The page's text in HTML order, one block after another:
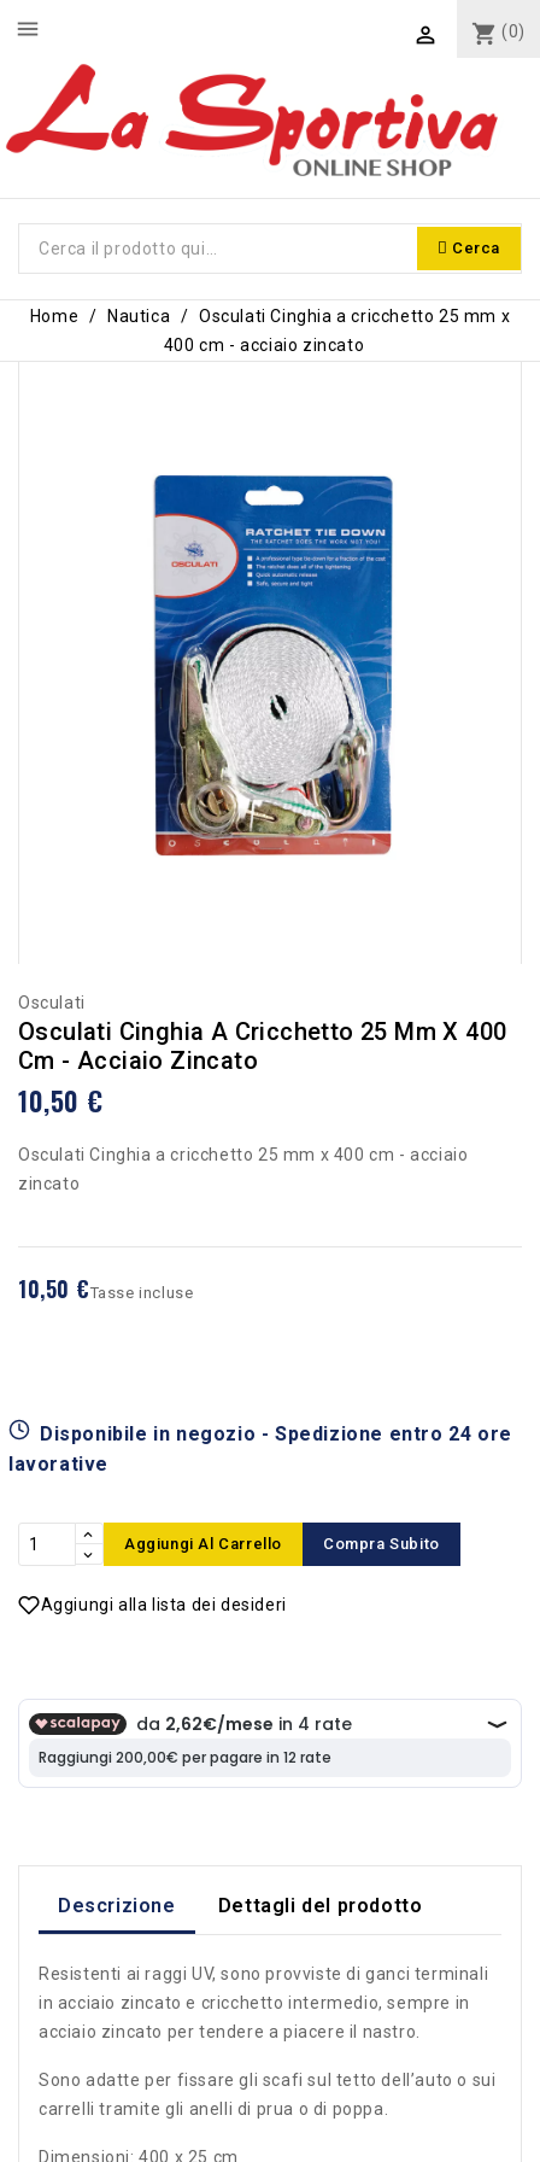
shopping_cart (0)

Cerca
menu
Home Nautica
Osculati Cinghia a cricchetto 25 mm x
400 cm - acciaio zincato
Osculati
Osculati Cinghia A Cricchetto 25 Mm X 400
Cm - Acciaio Zincato
10,50 €
Osculati Cinghia a cricchetto 25 mm x 400 cm - acciaio
zincato
10,50 €Tasse incluse
Disponibile in negozio - Spedizione entro 24 ore
lavorative
Aggiungi Al Carrello Compra Subito
Aggiungi alla lista dei desideri
Descrizione Dettagli del prodotto
Resistenti ai raggi UV, sono provviste di ganci terminali
in acciaio zincato e cricchetto intermedio, sempre in
acciaio zincato per tendere a piacere il nastro.
Sono adatte per fissare gli scafi sul tetto dell’auto o sui
carrelli tramite gli anelli di prua o di poppa.
Dimensioni: 400 x 25 cm